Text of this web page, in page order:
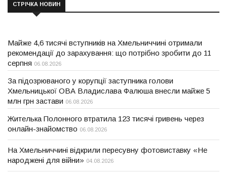
СТРІЧКА НОВИН
Майже 4,6 тисячі вступників на Хмельниччині отримали
рекомендації до зарахування: що потрібно зробити до 11
серпня 06.08.2026
За підозрюваного у корупції заступника голови
Хмельницької ОВА Владислава Фалюша внесли майже 5
млн грн застави 06.08.2026
Жителька Полонного втратила 123 тисячі гривень через
онлайн-знайомство 06.08.2026
На Хмельниччині відкрили пересувну фотовиставку «Не
народжені для війни» 04.08.2026